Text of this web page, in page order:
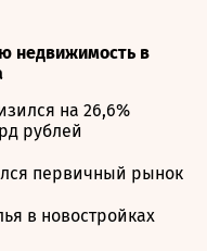
недвижимость в
на 26,6%
рублей
первичный рынок
в новостройках